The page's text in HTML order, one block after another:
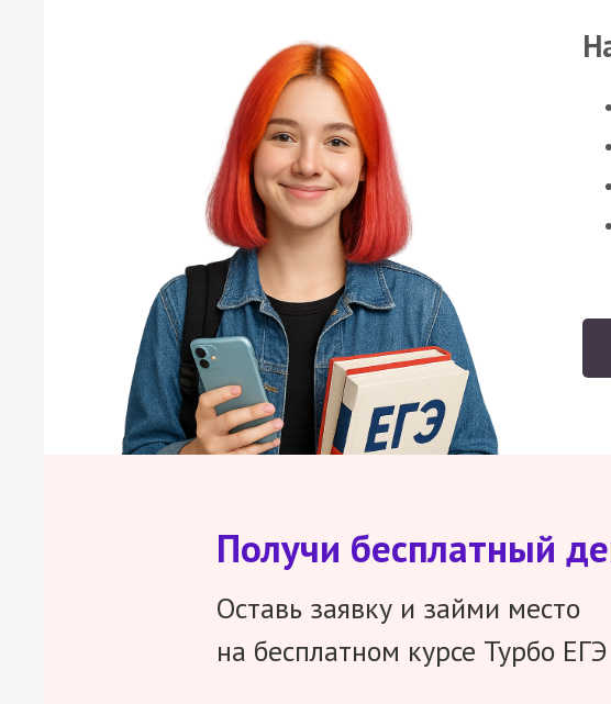
Получи бесплатный
Оставь заявку и займи место
на бесплатном курсе Турбо ЕГЭ